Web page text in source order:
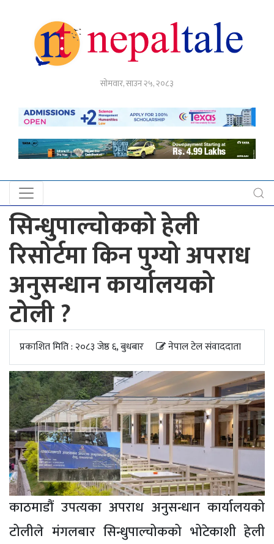
सोमवार, साउन २५, २०८३
अर्थ
नेपाल
प्रदेश
खबर
अन्तर्राष्ट्रिय
युके
अपडेट
खेलकुद
स्वास्थ्य/
जिबनशैली
सिन्धुपाल्चोकको हेली
रिसोर्टमा किन पुग्यो अपराध
अनुसन्धान कार्यालयको
टोली ?
प्रकाशित मिति : २०८३ जेष्ठ ६, बुधबार नेपाल टेल संवाददाता
काठमाडौं उपत्यका अपराध अनुसन्धान कार्यालयको
टोलीले मंगलबार सिन्धुपाल्चोकको भोटेकाशी हेली